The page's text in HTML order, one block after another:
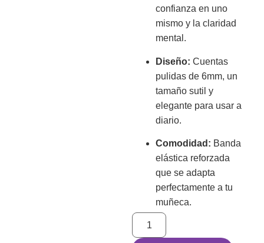
confianza en uno
mismo y la claridad
mental.
Diseño: Cuentas
pulidas de 6mm, un
tamaño sutil y
elegante para usar a
diario.
Comodidad: Banda
elástica reforzada
que se adapta
perfectamente a tu
muñeca.